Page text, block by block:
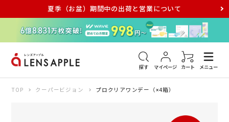
夏季（お盆）期間中の出荷と営業について
探す マイページ カート メニュー
アキュビュー メダリスト メガネ
TOP クーパービジョン プロクリアワンデー（×4箱）